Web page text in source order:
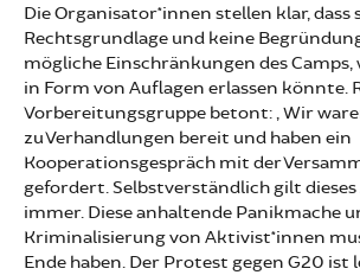
Die Organisator*innen stellen klar, dass
Rechtsgrundlage und keine
mögliche Einschränkungen des Camps,
in Form von Auflagen erlassen könnte.
Vorbereitungsgruppe betont: „Wir
zu Verhandlungen bereit und haben ein
Kooperationsgespräch mit der
gefordert. Selbstverständlich gilt
immer. Diese anhaltende Panikmache
Kriminalisierung von Aktivist*innen
Ende haben. Der Protest gegen G20 ist